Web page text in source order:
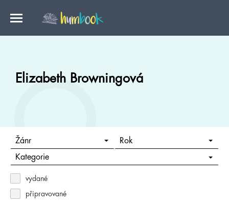
Elizabeth Browningová
Žánr Rok
Kategorie
vydané
připravované